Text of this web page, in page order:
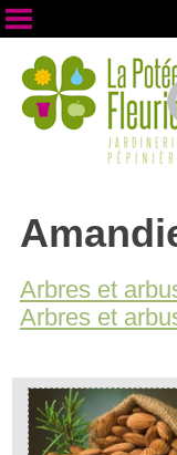
Arbres et
Arbres et